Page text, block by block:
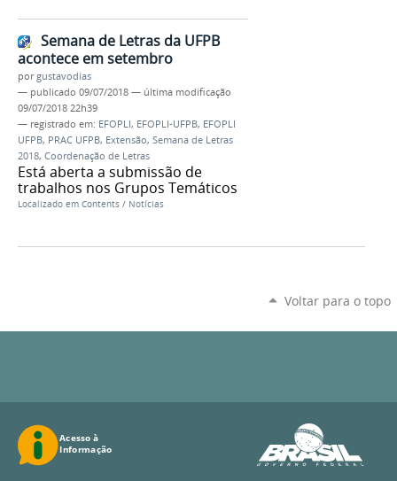
Semana de Letras da UFPB
acontece em setembro
porgustavodias
— publicado 09/07/2018 — última modificação
09/07/2018 22h39
— registrado em: EFOPLI, EFOPLI-UFPB, EFOPLI
UFPB, PRAC UFPB, Extensão, Semana de Letras
2018, Coordenação de Letras
Está aberta a submissão de
trabalhos nos Grupos Temáticos
Localizado em Contents / Notícias
Voltar para o topo